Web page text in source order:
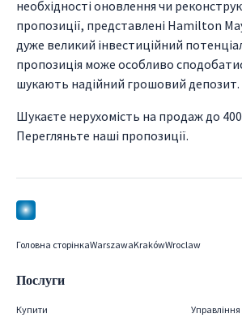
необхідності оновлення чи
пропозиції, представлені Hamilton
дуже великий інвестиційний
пропозиція може особливо
шукають надійний грошовий депозит.
Шукаєте нерухомість на продаж до
Перегляньте наші пропозиції.
Головна сторінкаWarszawaKrakówWroclaw
Послуги
Купити